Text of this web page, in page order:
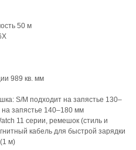
50 м
989 кв. мм
S/M подходит на запястье 130–
запястье 140–180 мм
11 серии, ремешок (стиль и
кабель для быстрой зарядки
м)